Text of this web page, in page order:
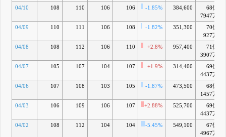
04/10
108 110 106 106 -1.85% 384,600
68億
7947万
04/09
110 111 106 108 -1.82% 351,300
70億
927万
04/08
108 112 106 110 +2.8% 957,400
71億
3907万
04/07
105 107 104 107 +1.9% 314,400
69億
4437万
04/06
107 108 103 105 -1.87% 473,500
68億
1457万
04/03
106 109 106 107 +2.88% 525,700
69億
4437万
04/02
108 112 104 104 -5.45% 549,100
67億
4967万